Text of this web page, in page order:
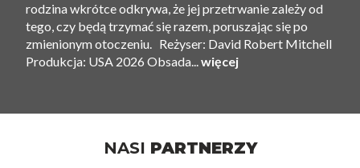
rodzina wkrótce odkrywa, że ​​jej przetrwanie zależy od
tego, czy będą trzymać się razem, poruszając się po
zmienionym otoczeniu. Reżyser: David Robert Mitchell
Produkcja: USA 2026 Obsada...więcej
NASI PARTNERZY